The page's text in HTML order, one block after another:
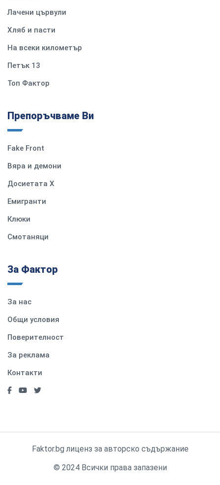
Лачени цървули
Хляб и пасти
На всеки километър
Петък 13
Топ Фактор
Препоръчваме Ви
Fake Front
Вяра и демони
Досиетата Х
Емигранти
Клюки
Смотаняци
За Фактор
За нас
Общи условия
Поверителност
За реклама
Контакти
Faktor.bg лиценз за авторско съдържание
© 2024 Всички права запазени